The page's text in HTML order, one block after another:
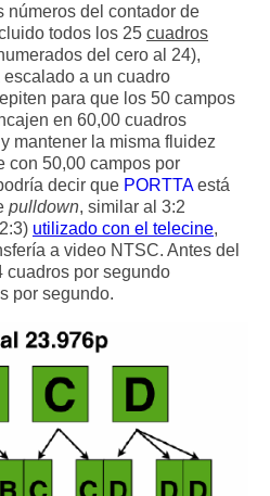
números del contador de
todos los 25 cuadros
del cero al 24),
escalado a un cuadro
para que los 50 campos
en 60,00 cuadros
mantener la misma fluidez
con 50,00 campos por
decir que PORTTAestá
pulldown, similar al 3:2
utilizado con el telecine,
a video NTSC. Antes del
cuadros por segundo
por segundo.